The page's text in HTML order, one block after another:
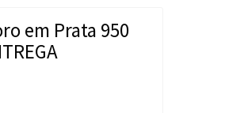
em Prata 950